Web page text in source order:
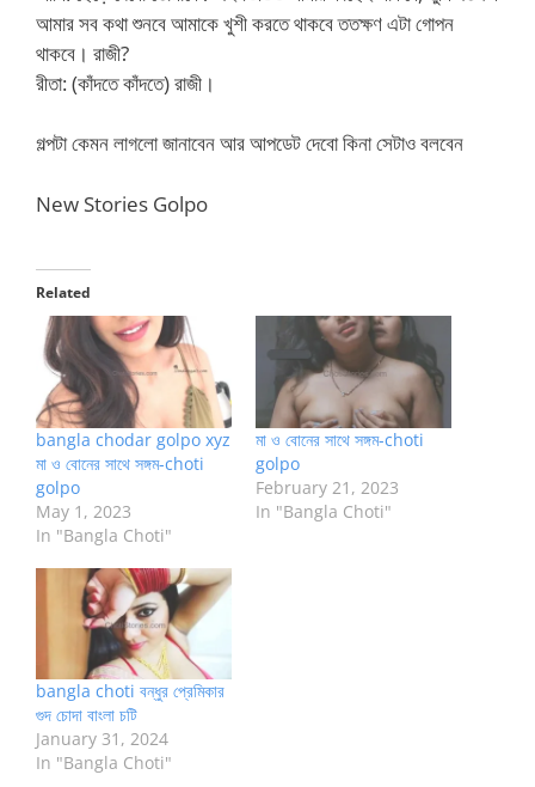
আমার সব কথা শুনবে আমাকে খুশী করতে থাকবে ততক্ষণ এটা গোপন
থাকবে। রাজী?
রীতা: (কাঁদতে কাঁদতে) রাজী।
গল্পটা কেমন লাগলো জানাবেন আর আপডেট দেবো কিনা সেটাও বলবেন
New Stories Golpo
Related
bangla chodar golpo xyz
মা ও বোনের সাথে সঙ্গম-choti
golpo
May 1, 2023
In "Bangla Choti"
মা ও বোনের সাথে সঙ্গম-choti
golpo
February 21, 2023
In "Bangla Choti"
bangla choti বন্ধুর প্রেমিকার
গুদ চোদা বাংলা চটি
January 31, 2024
In "Bangla Choti"